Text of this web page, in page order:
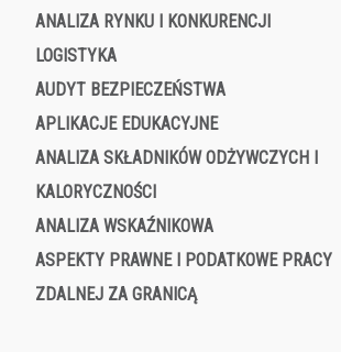
ANALIZA RYNKU I KONKURENCJI
LOGISTYKA
AUDYT BEZPIECZEŃSTWA
APLIKACJE EDUKACYJNE
ANALIZA SKŁADNIKÓW ODŻYWCZYCH I
KALORYCZNOŚCI
ANALIZA WSKAŹNIKOWA
ASPEKTY PRAWNE I PODATKOWE PRACY
ZDALNEJ ZA GRANICĄ